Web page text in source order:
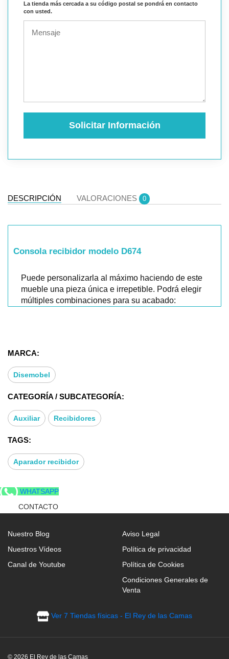
La tienda más cercada a su código postal se pondrá en contacto
con usted.
Solicitar Información
DESCRIPCIÓN VALORACIONES 0
Consola recibidor modelo D674
Puede personalizarla al máximo haciendo de este
mueble una pieza única e irrepetible. Podrá elegir
múltiples combinaciones para su acabado:
* Tipo mueble auxiliar: Recibidor consola
* Medidas: 77x28x85 cms
MARCA:
Disemobel
CATEGORÍA / SUBCATEGORÍA:
Auxiliar Recibidores
TAGS:
Aparador recibidor
WHATSAPP
CONTACTO
Nuestro Blog
Nuestros Vídeos
Canal de Youtube
Aviso Legal
Política de privacidad
Política de Cookies
Condiciones Generales de
Venta
Ver 7 Tiendas físicas - El Rey de las Camas
© 2026 El Rey de las Camas